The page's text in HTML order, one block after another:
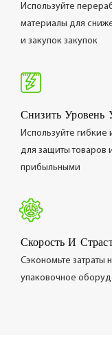
Используйте
материалы для
и закупок закупок
Снизить Уровень
Используйте
для защиты товаров
прибыльными
Скорость И
Сэкономьте затраты
упаковочное